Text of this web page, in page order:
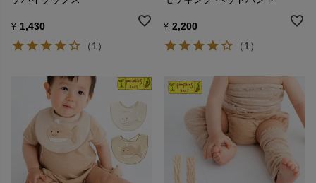
¥ 1,430
（1）
¥ 2,200
（1）